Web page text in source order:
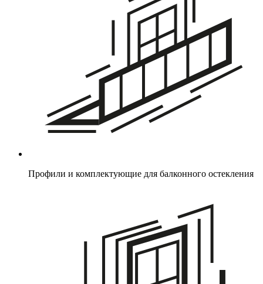
Профили и комплектующие для балконного остекления